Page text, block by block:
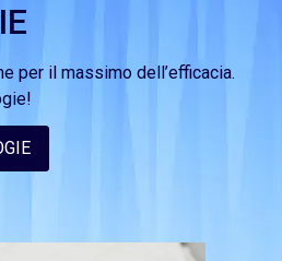
per il massimo dell’efficacia.